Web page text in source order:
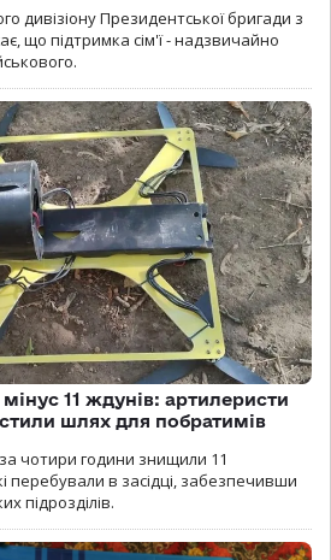
дивізіону Президентської бригади з
що підтримка сім'ї - надзвичайно
11 ждунів: артилеристи
шлях для побратимів
чотири години знищили 11
перебували в засідці, забезпечивши
підрозділів.